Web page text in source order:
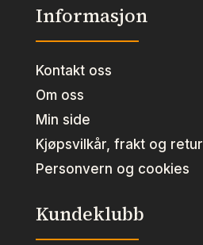
Informasjon
Kontakt oss
Om oss
Min side
Kjøpsvilkår, frakt og retur
Personvern og cookies
Kundeklubb